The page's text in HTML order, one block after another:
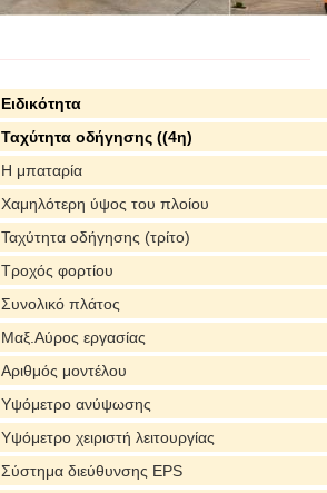
Ειδικότητα
Ταχύτητα οδήγησης ((4η)
Η μπαταρία
Χαμηλότερη ύψος του πλοίου
Ταχύτητα οδήγησης (τρίτο)
Τροχός φορτίου
Συνολικό πλάτος
Μαξ.Αύρος εργασίας
Αριθμός μοντέλου
Υψόμετρο ανύψωσης
Υψόμετρο χειριστή λειτουργίας
Σύστημα διεύθυνσης EPS